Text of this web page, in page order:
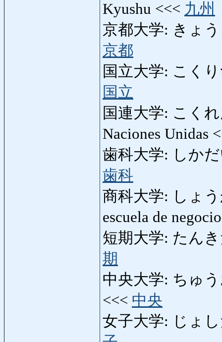
Kyushu <<< 九州
京都大学: きょ
京都
国立大学: こく
国立
国連大学: こく
Naciones Unidas
歯科大学: しかだ
歯科
商科大学: しょう
escuela de
短期大学: たん
期
中央大学: ちゅ
<<< 中央
女子大学: じょ